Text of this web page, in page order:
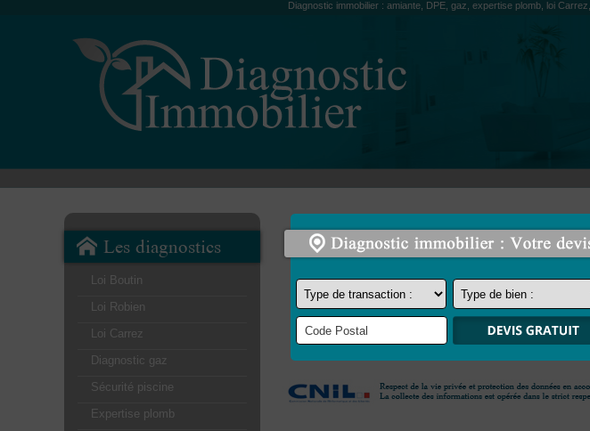
Diagnostic immobilier : amiante, DPE, gaz, expertise plomb, loi
Les diagnostics
Loi Boutin
Loi Robien
Loi Carrez
Diagnostic gaz
Sécurité piscine
Expertise plomb